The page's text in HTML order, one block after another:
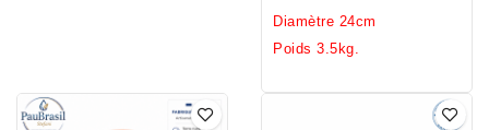
Bisphénol A (BPA), S
(BPS), F (BPF).
inox, un joint noir
antidérapant.
Diamètre 24cm
Poids 3.5kg.